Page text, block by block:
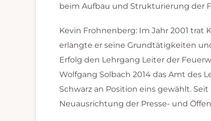
beim Aufbau und Strukturierung der
Kevin Frohnenberg: Im Jahr 2001 trat
erlangte er seine Grundtätigkeiten
Erfolg den Lehrgang Leiter der
Wolfgang Solbach 2014 das Amt des
Schwarz an Position eins gewählt.
Neuausrichtung der Presse- und